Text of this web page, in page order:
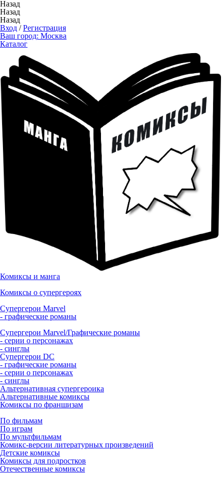
Назад
Назад
Назад
Вход /Регистрация
Ваш город: Москва
Каталог
Комиксы и манга
Комиксы о супергероях
Супергерои Marvel
- графические романы
Супергерои Marvel/Графические романы
- серии о персонажах
- синглы
Супергерои DC
- графические романы
- серии о персонажах
- синглы
Альтернативная супергероика
Альтернативные комиксы
Комиксы по франшизам
По фильмам
По играм
По мультфильмам
Комикс-версии литературных произведений
Детские комиксы
Комиксы для подростков
Отечественные комиксы